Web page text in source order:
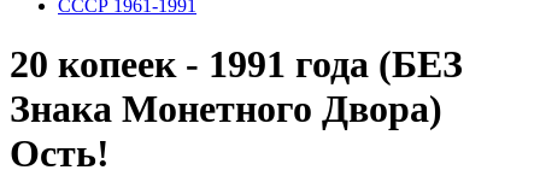
СССР 1961-1991
20 копеек - 1991 года (БЕЗ
Знака Монетного Двора)
Ость!